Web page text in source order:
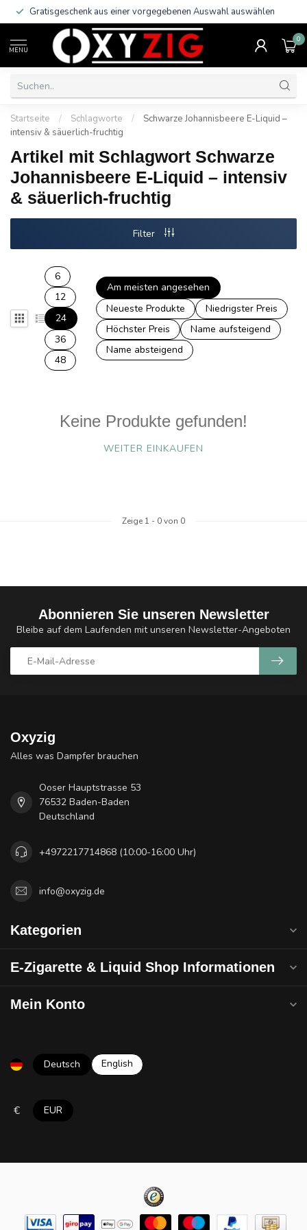
Gratisgeschenk aus einer vorgegebenen Auswahl auswählen
MENU
0
Startseite / Schlagworte /
Schwarze Johannisbeere E-Liquid –
intensiv & säuerlich-fruchtig
Artikel mit Schlagwort Schwarze
Johannisbeere E-Liquid – intensiv
& säuerlich-fruchtig
Filter
6
12
24
36
48
Am meisten angesehen
Neueste Produkte
Niedrigster Preis
Höchster Preis
Name aufsteigend
Name absteigend
Keine Produkte gefunden!
WEITER EINKAUFEN
Zeige 1 - 0von 0
Abonnieren Sie unseren Newsletter
Bleibe auf dem Laufenden mit unseren Newsletter-Angeboten
Oxyzig
Alles was Dampfer brauchen
Ooser Hauptstrasse 53
76532 Baden-Baden
Deutschland
+4972217714868 (10:00-16:00 Uhr)
info@oxyzig.de
Kategorien
E-Zigarette & Liquid Shop Informationen
Mein Konto
Deutsch English
€ EUR